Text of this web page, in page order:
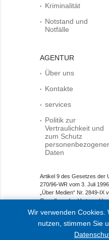
Kriminalität
Notstand und
Notfälle
AGENTUR
Über uns
Kontakte
services
Politik zur
Vertraulichkeit und
zum Schutz
personenbezogener
Daten
Artikel 9 des Gesetzes der
270/96-WR vom 3. Juli
„Über Medien“ Nr. 2849-
Grundlage des Vertrags/
Objekt im Bereich
© 2015-2026 Ukrinform.
Wir verwenden Cookies.
nutzen, stimmen Sie